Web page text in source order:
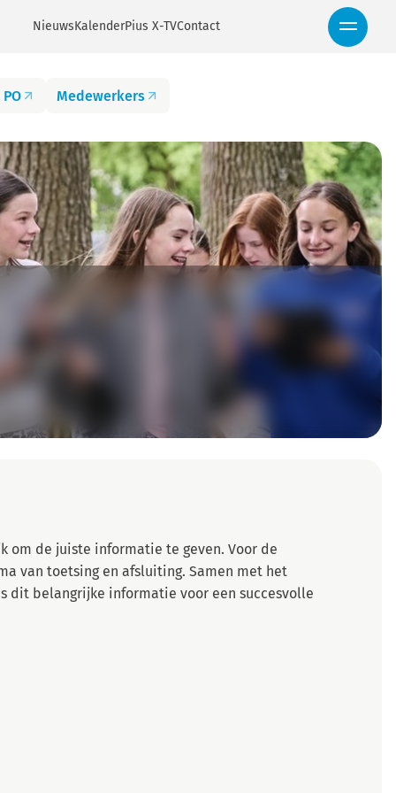
NieuwsKalenderPius X-TVContact
Medewerkers
om de juiste informatie te geven. Voor de
van toetsing en afsluiting. Samen met het
dit belangrijke informatie voor een succesvolle